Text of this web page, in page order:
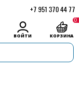
+7 951 370 44 77
ВОЙТИ КОРЗИНА
0